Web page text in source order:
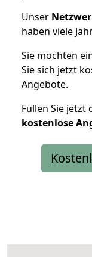
Unser
haben viele
Sie möchten
Sie sich jetzt
Angebote.
Füllen Sie jetzt
kostenlose